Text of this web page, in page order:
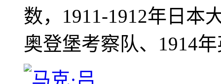
数，1911-1912年日本
奥登堡考察队、1914